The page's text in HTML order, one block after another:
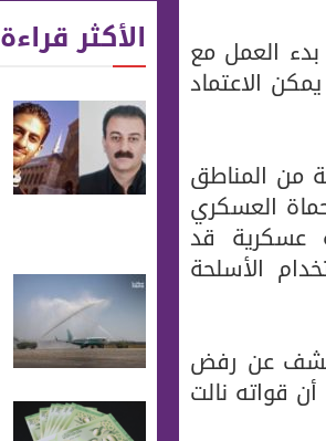
العمل مع
الاعتماد
من المناطق
العسكري
عسكرية قد
الأسلحة
كشف عن رفض
قواته نالت
الأكثر قراءة